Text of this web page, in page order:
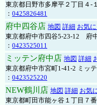
東京都日野市多摩平２丁目４-
： 0425826481
府中四谷店 地図 詳細 お気
東京都府中市四谷5-23-12 府
： 0423525011
ミッテン府中店 地図 詳細
東京都府中市宮町1-41-2 ミッ
： 0423525220
NEW鶴川店 地図 詳細 お気
東京都町田市能ヶ谷１丁目７